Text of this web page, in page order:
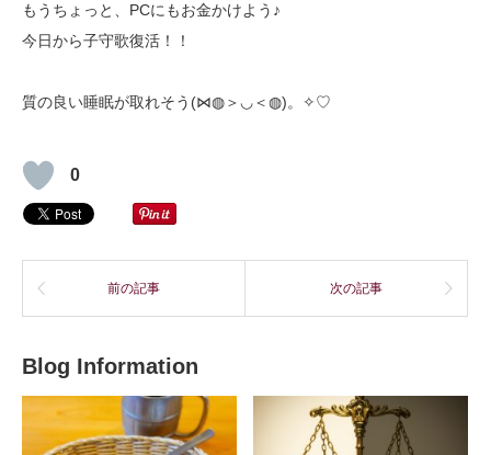
もうちょっと、PCにもお金かけよう♪
今日から子守歌復活！！
質の良い睡眠が取れそう(⋈◍＞◡＜◍)。✧♡
0
前の記事 次の記事
Blog Information